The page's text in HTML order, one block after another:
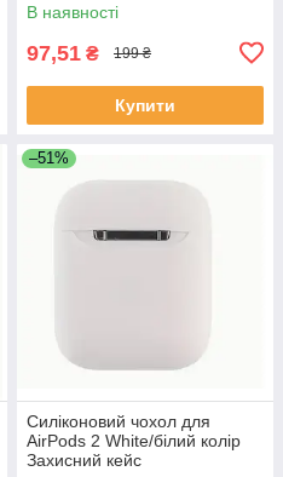
В наявності
97,51 ₴ 199 ₴
Купити
–51%
Силіконовий чохол для
AirPods 2 White/білий колір
Захисний кейс